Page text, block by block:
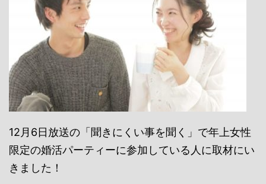
12月6日放送の「聞きにくい事を聞く」で年上女性
限定の婚活パーティーに参加している人に取材にい
きました！